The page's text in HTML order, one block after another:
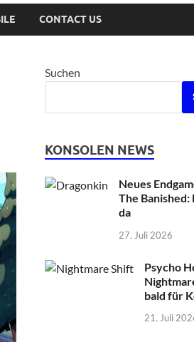
CONTACT US
Suchen
KONSOLEN NEWS
Neues
The
da
27. Juli 2026
Psycho
bald für
21. Juli